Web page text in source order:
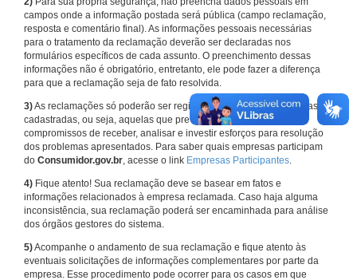
campos onde a informação postada será pública (campo reclamação,
resposta e comentário final). As informações pessoais necessárias
para o tratamento da reclamação deverão ser declaradas nos
formulários específicos de cada assunto. O preenchimento dessas
informações não é obrigatório, entretanto, ele pode fazer a diferença
para que a reclamação seja de fato resolvida.
3)As reclamações só poderão ser registradas em face de empresas
cadastradas, ou seja, aquelas que previamente assumiram
compromissos de receber, analisar e investir esforços para resolução
dos problemas apresentados. Para saber quais empresas participam
do Consumidor.gov.br, acesse o link Empresas Participantes.
4) Fique atento! Sua reclamação deve se basear em fatos e
informações relacionados à empresa reclamada. Caso haja alguma
inconsistência, sua reclamação poderá ser encaminhada para análise
dos órgãos gestores do sistema.
5)Acompanhe o andamento de sua reclamação e fique atento às
eventuais solicitações de informações complementares por parte da
empresa. Esse procedimento pode ocorrer para os casos em que